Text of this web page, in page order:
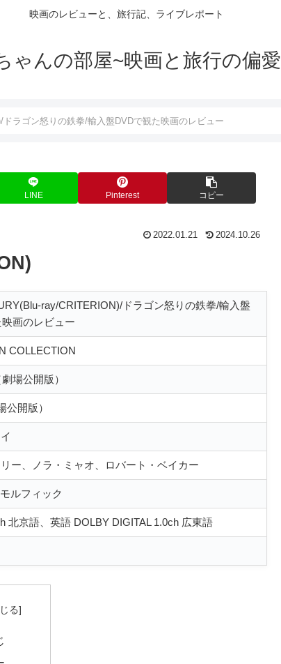
映画のレビューと、旅行記、ライブレポート
ゃんの部屋~映画と旅行の偏愛
ラゴン怒りの鉄拳/輸入盤DVDで観た映画のレビュー
LINE Pinterest コピー
2022.01.21 2024.10.26
ray/CRITERION)/ドラゴン怒りの鉄拳/輸入盤
画のレビュー
COLLECTION
場公開版）
公開版）
ー、ノラ・ミャオ、ロバート・ベイカー
ルフィック
北京語、英語 DOLBY DIGITAL 1.0ch 広東語